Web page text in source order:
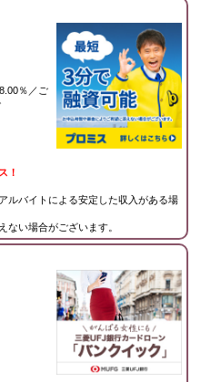
％／ご
！
ルバイトによる安定した収入がある場
い場合がございます。